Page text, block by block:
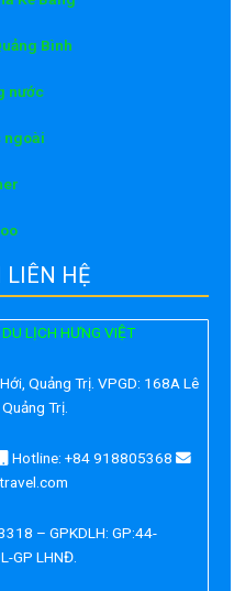
Bình
nước
ngoài
LIÊN HỆ
LỊCH HƯNG VIỆT
Quảng Trị. VPGD: 168A Lê
Trị.
Hotline: +84 918805368
– GPKDLH: GP:44-
GP LHNĐ.